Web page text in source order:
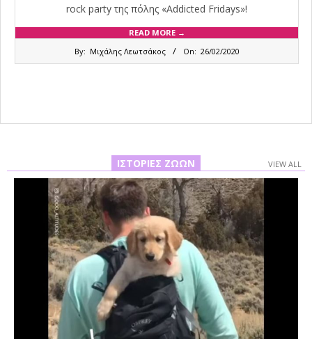
rock party της πόλης «Addicted Fridays»!
READ MORE →
By: Μιχάλης Λεωτσάκος On: 26/02/2020
ΙΣΤΟΡΊΕΣ ΖΏΩΝ VIEW ALL